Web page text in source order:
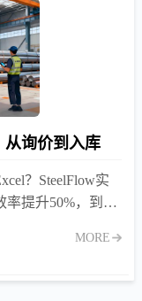
从询价到入库
？SteelFlow实
提升50%，到货
MORE